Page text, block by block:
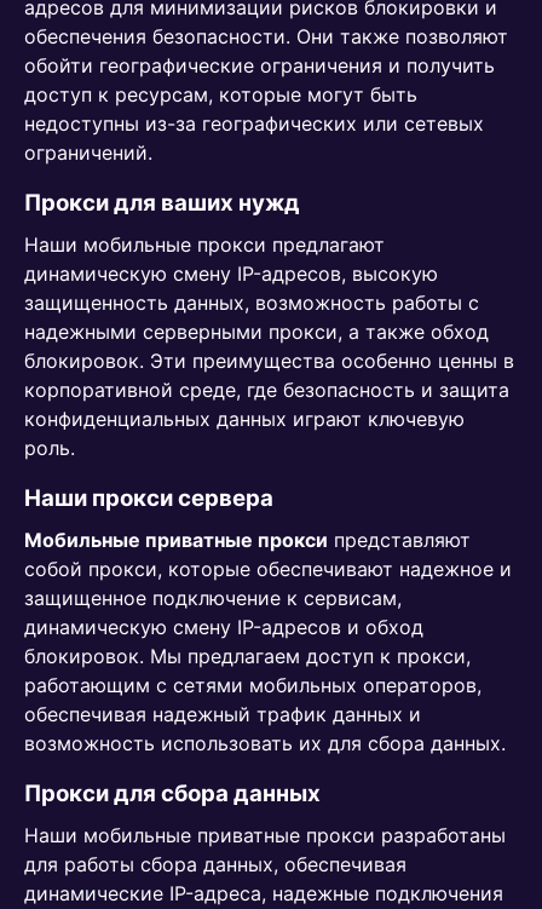
адресов для минимизации рисков блокировки и
обеспечения безопасности. Они также позволяют
обойти географические ограничения и получить
доступ к ресурсам, которые могут быть
недоступны из-за географических или сетевых
ограничений.
Прокси для ваших нужд
Наши мобильные прокси предлагают
динамическую смену IP-адресов, высокую
защищенность данных, возможность работы с
надежными серверными прокси, а также обход
блокировок. Эти преимущества особенно ценны в
корпоративной среде, где безопасность и защита
конфиденциальных данных играют ключевую
роль.
Наши прокси сервера
Мобильные приватные прокси представляют
собой прокси, которые обеспечивают надежное и
защищенное подключение к сервисам,
динамическую смену IP-адресов и обход
блокировок. Мы предлагаем доступ к прокси,
работающим с сетями мобильных операторов,
обеспечивая надежный трафик данных и
возможность использовать их для сбора данных.
Прокси для сбора данных
Наши мобильные приватные прокси разработаны
для работы сбора данных, обеспечивая
динамические IP-адреса, надежные подключения